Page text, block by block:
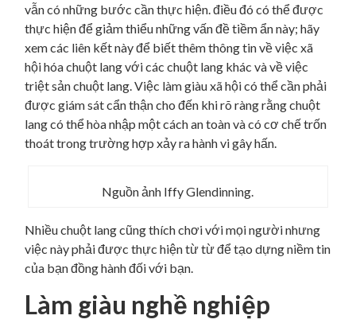
vẫn có những bước cần thực hiện. điều đó có thể được
thực hiện để giảm thiểu những vấn đề tiềm ẩn này; hãy
xem các liên kết này để biết thêm thông tin về việc xã
hội hóa chuột lang với các chuột lang khác và về việc
triệt sản chuột lang. Việc làm giàu xã hội có thể cần phải
được giám sát cẩn thận cho đến khi rõ ràng rằng chuột
lang có thể hòa nhập một cách an toàn và có cơ chế trốn
thoát trong trường hợp xảy ra hành vi gây hấn.
Nguồn ảnh Iffy Glendinning.
Nhiều chuột lang cũng thích chơi với mọi người nhưng
việc này phải được thực hiện từ từ để tạo dựng niềm tin
của bạn đồng hành đối với bạn.
Làm giàu nghề nghiệp